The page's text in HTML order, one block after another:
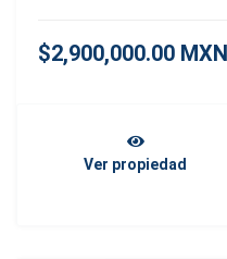
$2,900,000.00 MXN
Ver propiedad